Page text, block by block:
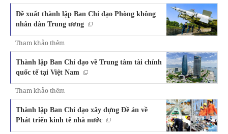
Đề xuất thành lập Ban Chỉ đạo Phòng không
nhân dân Trung ương
Tham khảo thêm
Thành lập Ban Chỉ đạo về Trung tâm tài chính
quốc tế tại Việt Nam
Tham khảo thêm
Thành lập Ban Chỉ đạo xây dựng Đề án về
Phát triển kinh tế nhà nước